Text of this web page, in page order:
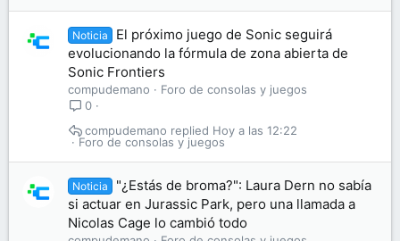
Noticia
El próximo juego de Sonic seguirá
evolucionando la fórmula de zona abierta de
Sonic Frontiers
compudemano
Foro de consolas y juegos
0
Foro de consolas y juegos
Hoy a las 12:22
compudemano
Noticia
"¿Estás de broma?": Laura Dern no sabía
si actuar en Jurassic Park, pero una llamada a
Nicolas Cage lo cambió todo